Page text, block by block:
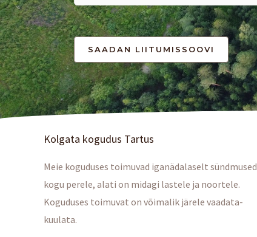
Kolgata kogudus Tartus
Meie koguduses toimuvad iganädalaselt sündmused
kogu perele, alati on midagi lastele ja noortele.
Koguduses toimuvat on võimalik järele vaadata-
kuulata.